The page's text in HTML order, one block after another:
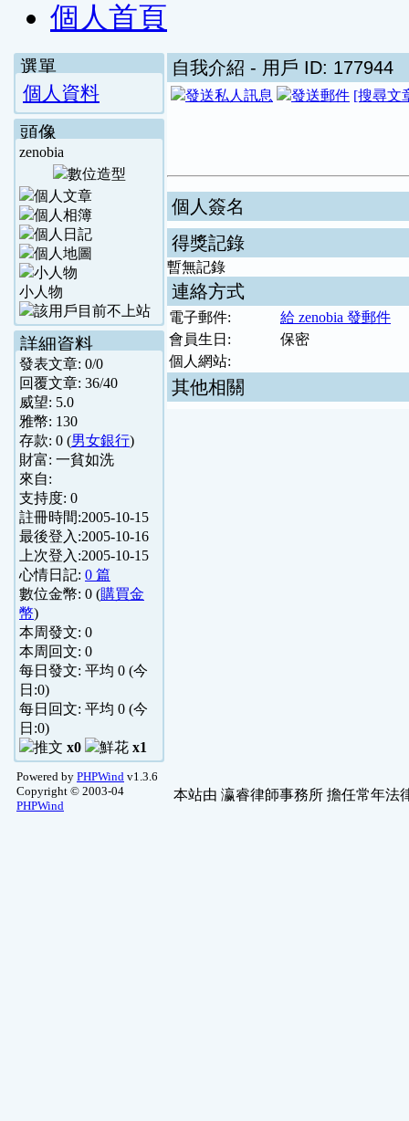
個人首頁
選單
個人資料
頭像
zenobia
小人物
詳細資料
發表文章: 0/0
回覆文章: 36/40
威望: 5.0
雅幣: 130
存款: 0 (男女銀行)
財富: 一貧如洗
來自:
支持度: 0
註冊時間:2005-10-15
最後登入:2005-10-16
上次登入:2005-10-15
心情日記: 0 篇
數位金幣: 0 (購買金
幣)
本周發文: 0
本周回文: 0
每日發文: 平均 0 (今
日:0)
每日回文: 平均 0 (今
日:0)
x0
x1
自我介紹 - 用戶 ID: 177944
[搜尋文
個人簽名
得獎記錄
暫無記錄
連絡方式
電子郵件:
給 zenobia 發郵件
會員生日:
保密
個人網站:
其他相關
Powered by PHPWind v1.3.6
Copyright © 2003-04
PHPWind
本站由 瀛睿律師事務所 擔任常年法